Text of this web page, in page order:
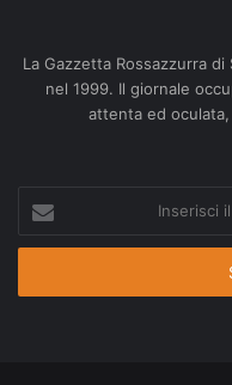
La Gazzetta Rossazzurra
nel 1999. Il giornale
attenta ed
tuo
e-